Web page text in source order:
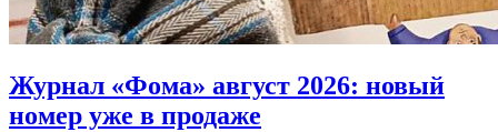
Журнал «Фома» август 2026: новый
номер уже в продаже